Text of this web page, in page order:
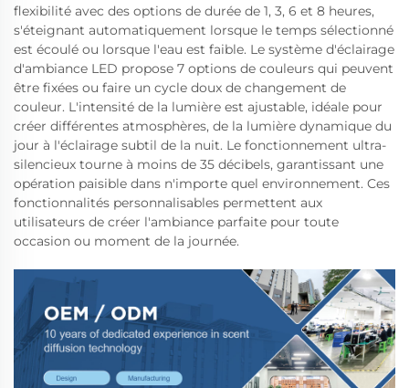
flexibilité avec des options de durée de 1, 3, 6 et 8 heures,
s'éteignant automatiquement lorsque le temps sélectionné
est écoulé ou lorsque l'eau est faible. Le système d'éclairage
d'ambiance LED propose 7 options de couleurs qui peuvent
être fixées ou faire un cycle doux de changement de
couleur. L'intensité de la lumière est ajustable, idéale pour
créer différentes atmosphères, de la lumière dynamique du
jour à l'éclairage subtil de la nuit. Le fonctionnement ultra-
silencieux tourne à moins de 35 décibels, garantissant une
opération paisible dans n'importe quel environnement. Ces
fonctionnalités personnalisables permettent aux
utilisateurs de créer l'ambiance parfaite pour toute
occasion ou moment de la journée.